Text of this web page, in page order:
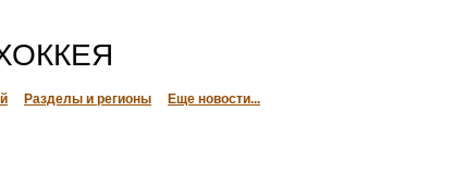
Разделы и регионы Еще новости...